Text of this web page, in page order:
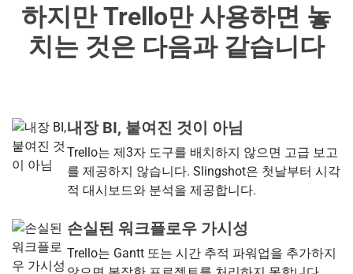
하지만 Trello만 사용하면 놓
치는 것은 다음과 같습니다
내장 BI, 붙여진 것이 아님
Trello는 제3자 도구를 배치하지 않으면 고급 보고
를 제공하지 않습니다. Slingshot은 첫날부터 시각
적 대시보드와 분석을 제공합니다.
손실된 워크플로우 가시성
Trello는 Gantt 또는 시간 추적 파워업을 추가하지